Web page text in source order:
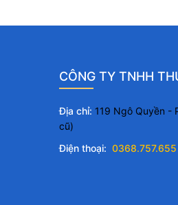
CÔNG TY TNHH
Địa chỉ: 119 Ngô Quyền -
cũ)
Điện thoại: 0368.757.655